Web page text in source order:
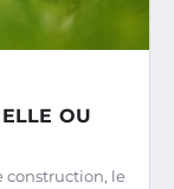
OU
construction, le